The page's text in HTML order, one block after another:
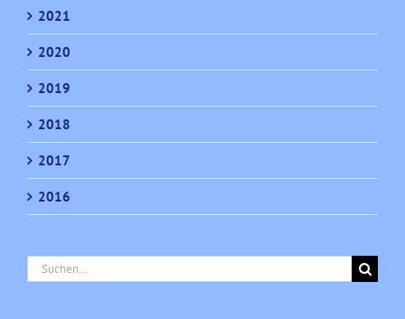
2021
2020
2019
2018
2017
2016
Suche
nach: